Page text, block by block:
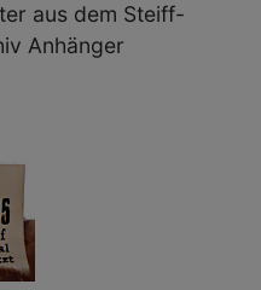
aus dem Steiff-
Anhänger